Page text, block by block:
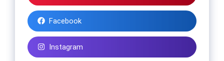
Facebook
Instagram